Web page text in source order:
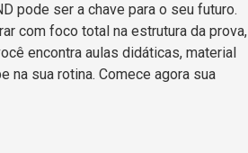
pode ser a chave para o seu futuro.
com foco total na estrutura da prova,
encontra aulas didáticas, material
na sua rotina. Comece agora sua